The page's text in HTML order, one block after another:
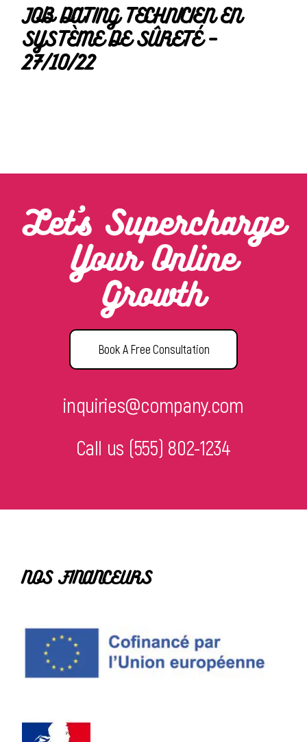
JOB DATING TECHNICIEN EN
SYSTÈME DE SÛRETÉ –
27/10/22
Let’s Supercharge
Your Online
Growth
Book A Free Consultation
inquiries@company.com
Call us (555) 802-1234
NOS FINANCEURS